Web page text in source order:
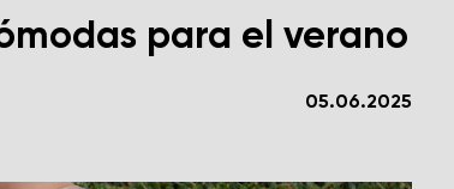
para el verano
05.06.2025